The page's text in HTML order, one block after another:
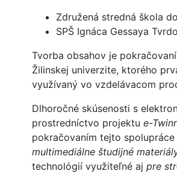
Združená stredná škola
SPŠ Ignáca Gessaya
Tvorba obsahov je
Žilinskej univerzite, ktorého
využívaný vo vzdelávacom
Dlhoročné skúsenosti s
prostredníctvo projektu e-
pokračovaním tejto
multimediálne študijné
technológií využiteľné aj pre